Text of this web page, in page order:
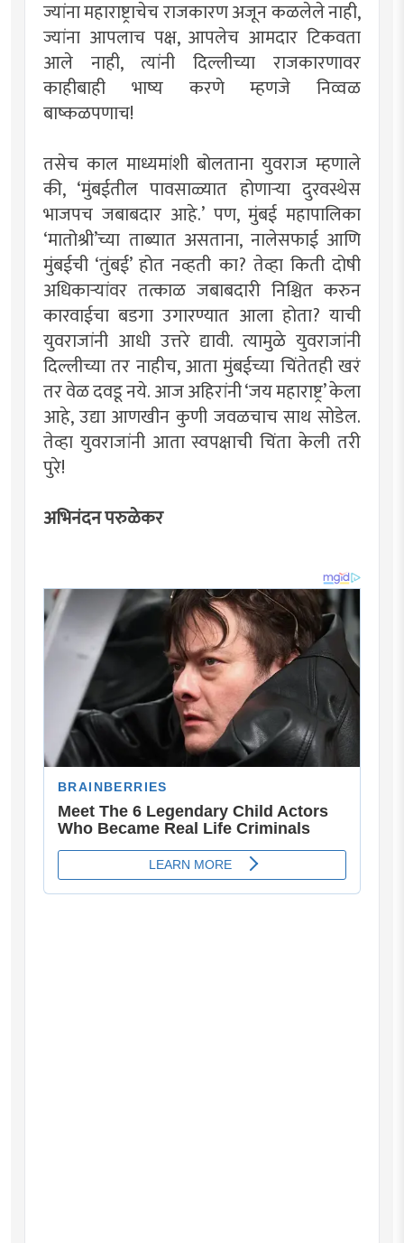
ज्यांना महाराष्ट्राचेच राजकारण अजून कळलेले नाही,
ज्यांना आपलाच पक्ष, आपलेच आमदार टिकवता
आले नाही, त्यांनी दिल्लीच्या राजकारणावर
काहीबाही भाष्य करणे म्हणजे निव्वळ
बाष्कळपणाच!
तसेच काल माध्यमांशी बोलताना युवराज म्हणाले
की, ‘मुंबईतील पावसाळ्यात होणार्‍या दुरवस्थेस
भाजपच जबाबदार आहे.’ पण, मुंबई महापालिका
‘मातोश्री’च्या ताब्यात असताना, नालेसफाई आणि
मुंबईची ‘तुंबई’ होत नव्हती का? तेव्हा किती दोषी
अधिकार्‍यांवर तत्काळ जबाबदारी निश्चित करुन
कारवाईचा बडगा उगारण्यात आला होता? याची
युवराजांनी आधी उत्तरे द्यावी. त्यामुळे युवराजांनी
दिल्लीच्या तर नाहीच, आता मुंबईच्या चिंतेतही खरं
तर वेळ दवडू नये. आज अहिरांनी ‘जय महाराष्ट्र’ केला
आहे, उद्या आणखीन कुणी जवळचाच साथ सोडेल.
तेव्हा युवराजांनी आता स्वपक्षाची चिंता केली तरी
पुरे!
अभिनंदन परुळेकर